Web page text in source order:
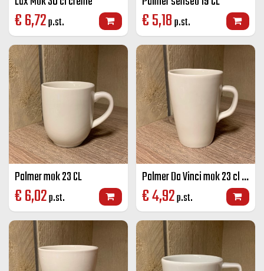
€6,72p.st. €5,18p.st.
Palmer mok 23 CL
€6,02p.st.
Palmer Da Vinci mok 23 cl ivoor
€4,92p.st.